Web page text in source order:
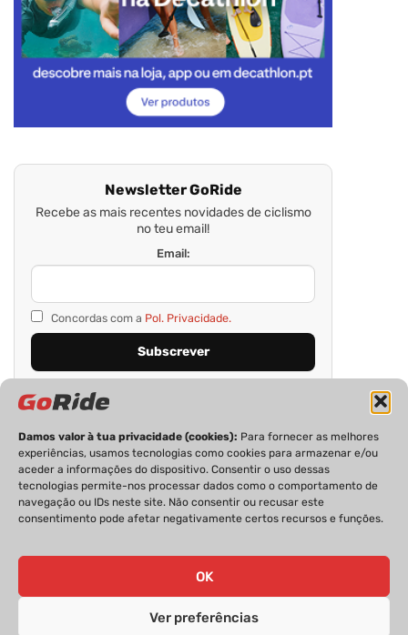
Damos valor à tua privacidade (cookies): Para fornecer as melhores
experiências, usamos tecnologias como cookies para armazenar e/ou
aceder a informações do dispositivo. Consentir o uso dessas
tecnologias permite-nos processar dados como o comportamento de
navegação ou IDs neste site. Não consentir ou recusar este
consentimento pode afetar negativamente certos recursos e funções.
OK
Ver preferências
Newsletter GoRide
Recebe as mais recentes novidades de ciclismo
no teu email!
Email:
Concordas com a Pol. Privacidade.
PRIVACIDADE FICHA TÉCNICA
ESTATUTO EDITORIAL